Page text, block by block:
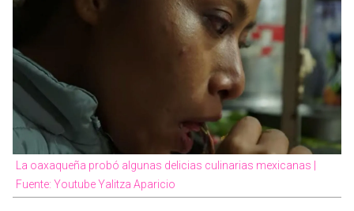
La oaxaqueña probó algunas delicias culinarias mexicanas |
Fuente: Youtube Yalitza Aparicio